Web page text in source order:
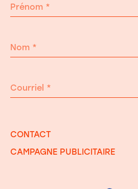
Prénom *
Nom *
Courriel *
CONTACT
CAMPAGNE PUBLICITAIRE